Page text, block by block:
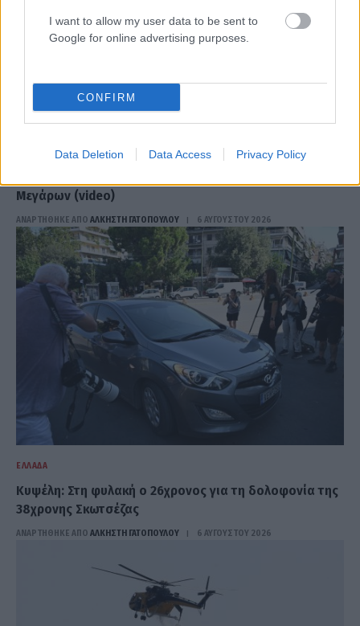
I want to allow my user data to be sent to
Google for online advertising purposes.
CONFIRM
Data Deletion Data Access Privacy Policy
Μεγάρων (video)
ΑΝΑΡΤΗΘΗΚΕ ΑΠΟ ΆΛΚΗΣΤΗ ΓΑΤΟΠΟΎΛΟΥ 6 ΑΥΓΟΎΣΤΟΥ 2026
ΕΛΛΆΔΑ
Κυψέλη: Στη φυλακή ο 26χρονος για τη δολοφονία της
38χρονης Σκωτσέζας
ΑΝΑΡΤΗΘΗΚΕ ΑΠΟ ΆΛΚΗΣΤΗ ΓΑΤΟΠΟΎΛΟΥ 6 ΑΥΓΟΎΣΤΟΥ 2026